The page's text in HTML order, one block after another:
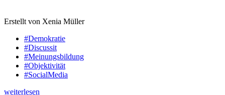
Erstellt von Xenia Müller
#Demokratie
#Discussit
#Meinungsbildung
#Objektivität
#SocialMedia
weiterlesen